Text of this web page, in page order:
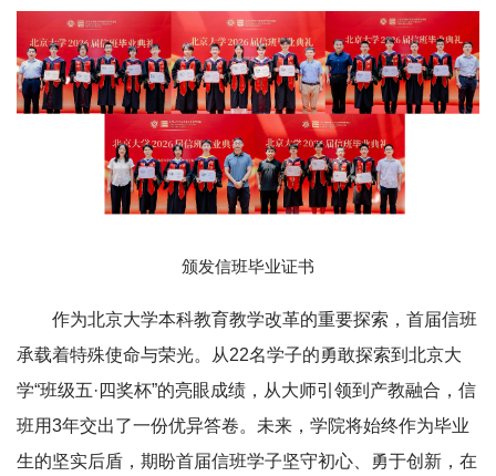
颁发信班毕业证书
作为北京大学本科教育教学改革的重要探索，首届信班
承载着特殊使命与荣光。从22名学子的勇敢探索到北京大
学“班级五·四奖杯”的亮眼成绩，从大师引领到产教融合，信
班用3年交出了一份优异答卷。未来，学院将始终作为毕业
生的坚实后盾，期盼首届信班学子坚守初心、勇于创新，在